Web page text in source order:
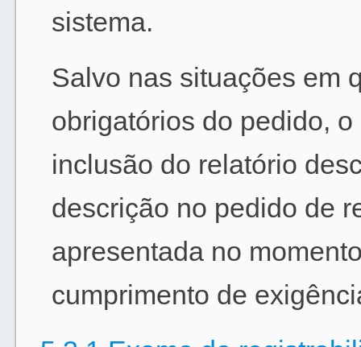
sistema.
Salvo nas situações em
obrigatórios do pedido,
inclusão do relatório
descrição no pedido de
apresentada no
cumprimento de